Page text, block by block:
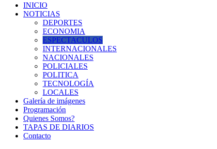
INICIO
NOTICIAS
DEPORTES
ECONOMIA
ESPECTACULOS
INTERNACIONALES
NACIONALES
POLICIALES
POLITICA
TECNOLOGÍA
LOCALES
Galería de imágenes
Programación
Quienes Somos?
TAPAS DE DIARIOS
Contacto